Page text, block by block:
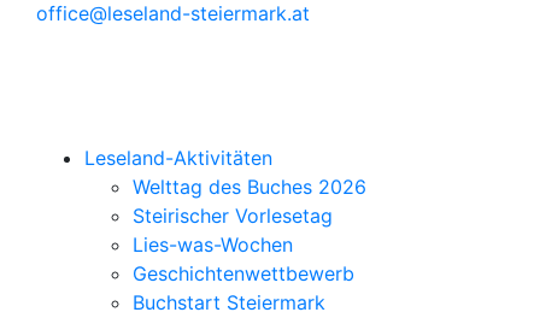
office@leseland-steiermark.at
Leseland-Aktivitäten
Welttag des Buches 2026
Steirischer Vorlesetag
Lies-was-Wochen
Geschichtenwettbewerb
Buchstart Steiermark